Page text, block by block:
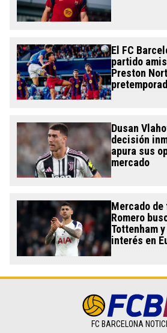
El FC
partido
Preston
Dusan
decisión
apura sus
mercado
Mercado
Romero
Tottenham
interés en
FC BARCELONA